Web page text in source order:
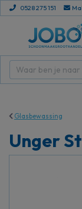
0528 275 151
Glasbewassing
Unger